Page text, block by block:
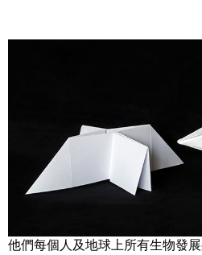
愛因斯坦、瑪莎．史都華、小戴
他們每個人及地球上所有生物發